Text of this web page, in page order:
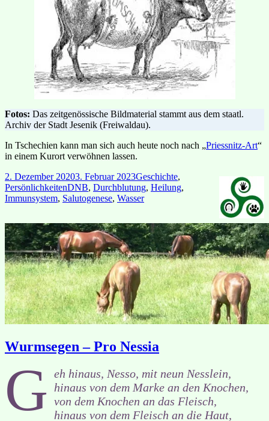
Fotos: Das zeitgenössische Bildmaterial stammt aus dem staatl.
Archiv der Stadt Jesenik (Freiwaldau).
In Tschechien kann man sich auch heute noch nach „Priessnitz-Art“
in einem Kurort verwöhnen lassen.
Veröffentlicht
am
2. Dezember 20203. Februar 2023Kategorien
Geschichte,
PersönlichkeitenSchlagwörter
DNB, Durchblutung, Heilung,
Immunsystem, Salutogenese, Wasser
Wurmsegen – Pro Nessia
G eh hinaus, Nesso, mit neun Nesslein,
hinaus von dem Marke an den Knochen,
von dem Knochen an das Fleisch,
hinaus von dem Fleisch an die Haut,